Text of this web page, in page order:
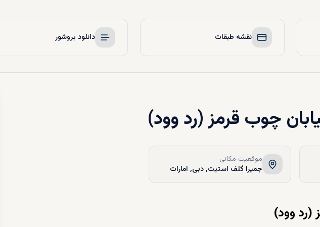
نقشه طبقات دانلود بروشور
چوب قرمز (رد وود)
موقعیت مکانی
جمیرا گلف استیت, دبی, امارات
(رد وود)